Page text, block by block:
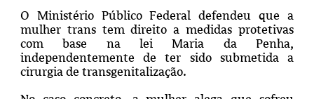
O Ministério Público Federal defendeu que a
mulher trans tem direito a medidas protetivas
com base na lei Maria da Penha,
independentemente de ter sido submetida a
cirurgia de transgenitalização.